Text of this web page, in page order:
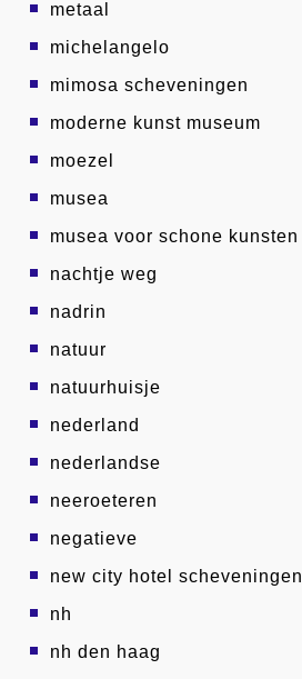
metaal
michelangelo
mimosa scheveningen
moderne kunst museum
moezel
musea
musea voor schone kunsten
nachtje weg
nadrin
natuur
natuurhuisje
nederland
nederlandse
neeroeteren
negatieve
new city hotel scheveningen
nh
nh den haag